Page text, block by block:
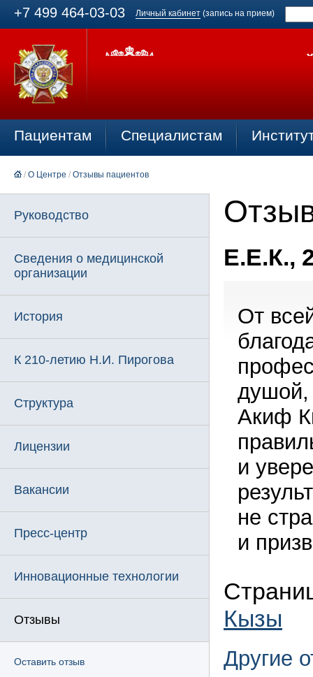
+7 499 464-03-03 Личный кабинет (запись на прием)
Пациентам Специалистам
/ О Центре / Отзывы пациентов
Руководство
Сведения о медицинской
организации
История
К 210-летию Н.И. Пирогова
Структура
Лицензии
Вакансии
Пресс-центр
Инновационные технологии
Отзывы
Оставить отзыв
Е.Е.К.,
От
душой,
Акиф
и
не
и
Кызы
Другие